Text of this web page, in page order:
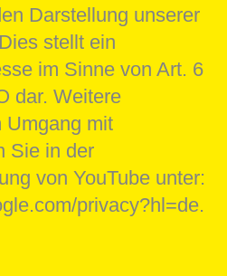
Darstellung unserer
stellt ein
im Sinne von Art. 6
dar. Weitere
Umgang mit
Sie in der
von YouTube unter:
privacy?hl=de.